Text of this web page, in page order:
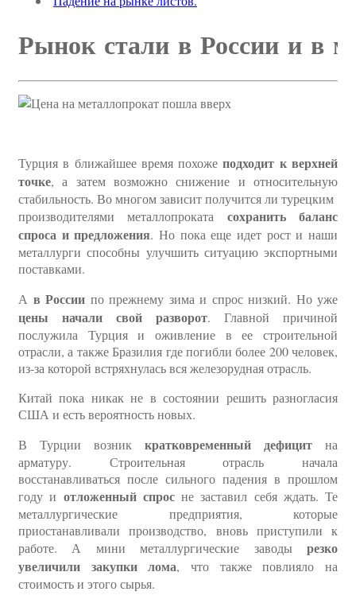
Рынок стали в России и в
Турция в ближайшее время похожеподходит к верхней
точке, а затем возможно снижение и относительную
стабильность. Во многом зависит получится ли турецким
производителями металлопроката сохранить баланс
спроса и предложения. Но пока еще идет рост и наши
металлурги способны улучшить ситуацию экспортными
поставками.
А в России по прежнему зима и спрос низкий. Но уже
цены начали свой разворот. Главной причиной
послужила Турция и оживление в ее строительной
отрасли, а также Бразилия где погибли более 200 человек,
из-за которой встряхнулась вся железорудная отрасль.
Китай пока никак не в состоянии решить разногласия
США и есть вероятность новых.
В Турции возник кратковременный дефицит на
арматуру. Строительная отрасль начала
восстанавливаться после сильного падения в прошлом
году и отложенный спросне заставил себя ждать. Те
металлургические предприятия, которые
приостанавливали производство, вновь приступили к
работе. А мини металлургические заводы резко
увеличили закупки лома, что также повлияло на
стоимость и этого сырья.